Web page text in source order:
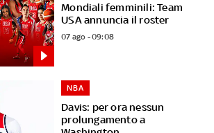
Mondiali femminili: Team
USA annuncia il roster
07 ago - 09:08
Davis: per ora nessun
prolungamento a
NBA